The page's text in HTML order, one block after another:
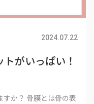
2024.07.22
がいっぱい！
か？ 骨膜とは骨の表